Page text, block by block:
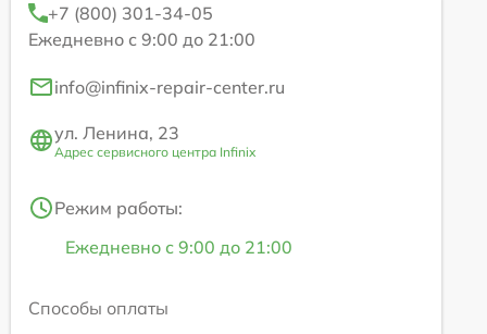
+7 (800) 301-34-05
Ежедневно с 9:00 до 21:00
info@infinix-repair-center.ru
ул. Ленина, 23
Адрес сервисного центра Infinix
Режим работы:
Ежедневно с 9:00 до 21:00
Способы оплаты